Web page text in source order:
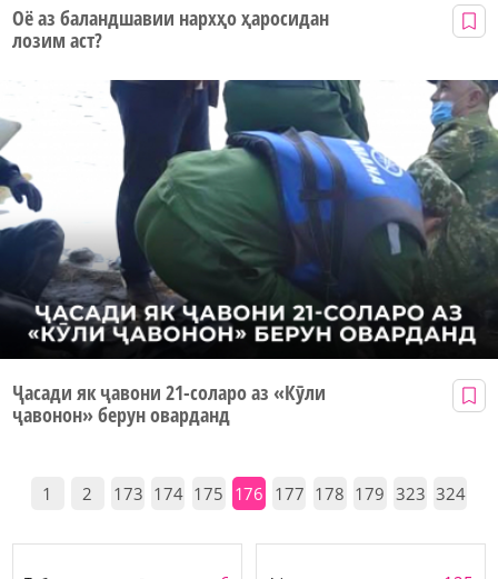
Оё аз баландшавии нархҳо ҳаросидан
лозим аст?
Ҷасади як ҷавони 21-соларо аз «Кӯли
ҷавонон» берун оварданд
1 2 173 174 175 176 177 178 179 323 324